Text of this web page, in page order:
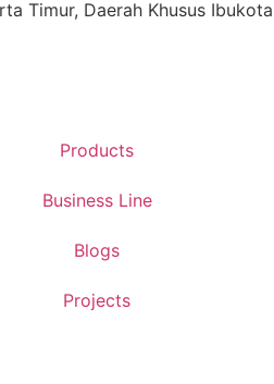
Timur, Daerah Khusus
Products
Business Line
Blogs
Projects